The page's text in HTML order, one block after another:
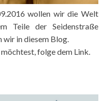
wollen wir die Welt
Teile der Seidenstraße
wir in diesem Blog.
folge dem Link.